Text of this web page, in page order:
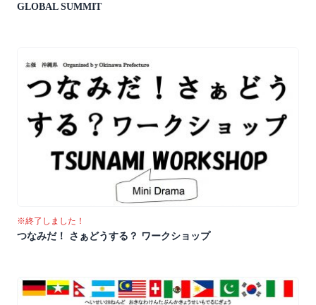
GLOBAL SUMMIT
※終了しました！
つなみだ！ さぁどうする？ ワークショップ